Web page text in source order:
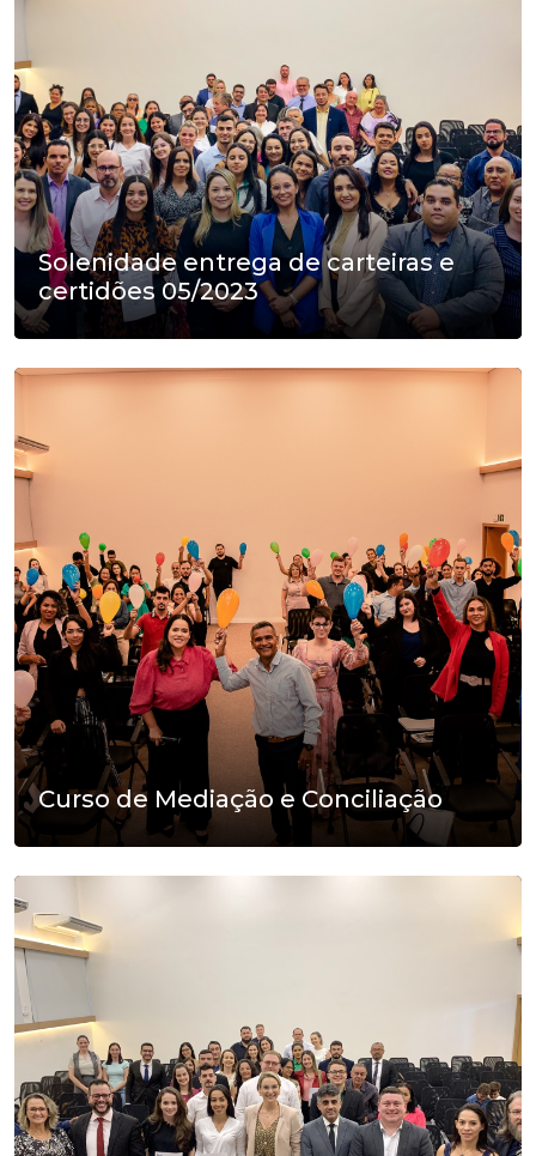
Solenidade entrega de carteiras e
certidões 05/2023
Curso de Mediação e Conciliação